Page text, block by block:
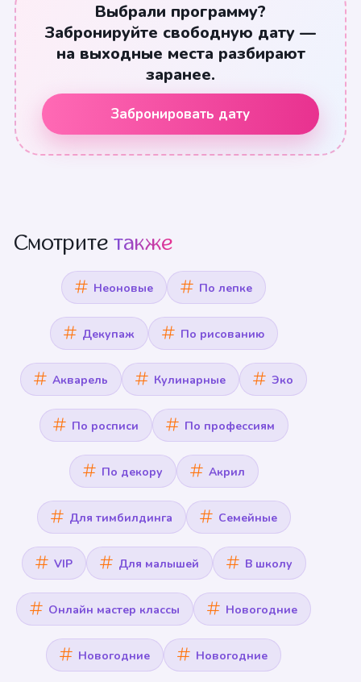
Выбрали программу?
Забронируйте свободную дату —
на выходные места разбирают
заранее.
Забронировать дату
Смотрите также
Неоновые По лепке
Декупаж По рисованию
Акварель Кулинарные Эко
По росписи По профессиям
По декору Акрил
Для тимбилдинга Семейные
VIP Для малышей В школу
Онлайн мастер классы Новогодние
Новогодние Новогодние